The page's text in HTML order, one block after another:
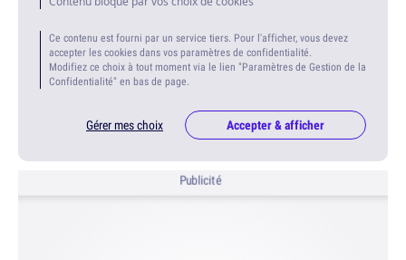
Ce contenu est fourni par un service tiers. Pour l'afficher, vous devez
accepter les cookies dans vos paramètres de confidentialité.
Modifiez ce choix à tout moment via le lien "Paramètres de Gestion de la
Confidentialité" en bas de page.
Gérer mes choix Accepter & afficher
Publicité